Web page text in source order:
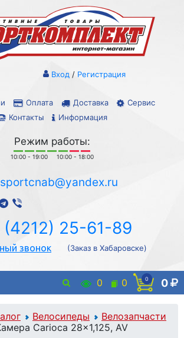
Оплата Доставка
Сервис
Контакты
Информация
Вход / Регистрация
Режим работы:
10:00 - 19:00 10:00 - 18:00
sportcnab@yandex.ru
(4212) 25-61-89
звонок (Заказ в Хабаровске)
0 0 0 0
Велосипеды
Велозапчасти
Carioca 28x1,125, AV